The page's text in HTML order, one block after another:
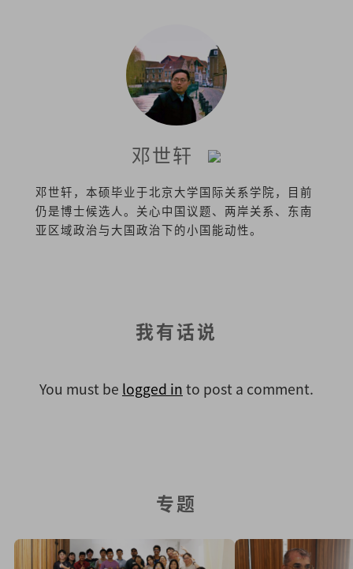
邓世轩
邓世轩，本硕毕业于北京大学国际关系学院，目前
仍是博士候选人。关心中国议题、两岸关系、东南
亚区域政治与大国政治下的小国能动性。
我有话说
You must be logged in to post a comment.
专题